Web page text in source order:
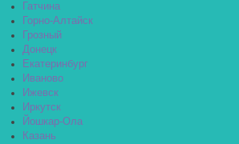
Гатчина
Горно-Алтайск
Грозный
Донецк
Екатеринбург
Иваново
Ижевск
Иркутск
Йошкар-Ола
Казань